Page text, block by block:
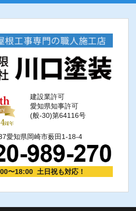
ン
建設業許可
愛知県知事許可
(般-30)第64116号
愛知県岡崎市薮田1-18-4
〜18:00 土日祝も対応！